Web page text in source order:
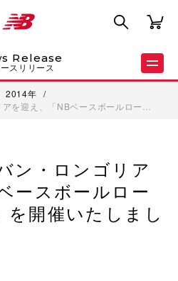
Release
スリリース
2014年
/
を迎え、「NBベースボールロー…
ン・ロンゴリア
ースボールロー
を開催いたしまし